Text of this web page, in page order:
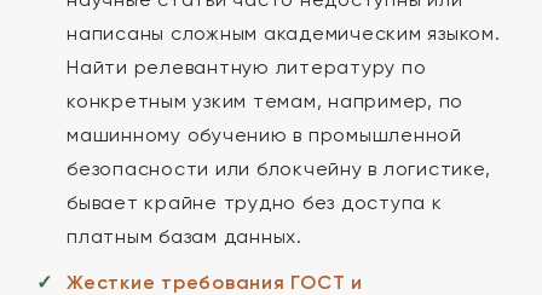
написаны сложным академическим языком.
Найти релевантную литературу по
конкретным узким темам, например, по
машинному обучению в промышленной
безопасности или блокчейну в логистике,
бывает крайне трудно без доступа к
платным базам данных.
Жесткие требования ГОСТ и